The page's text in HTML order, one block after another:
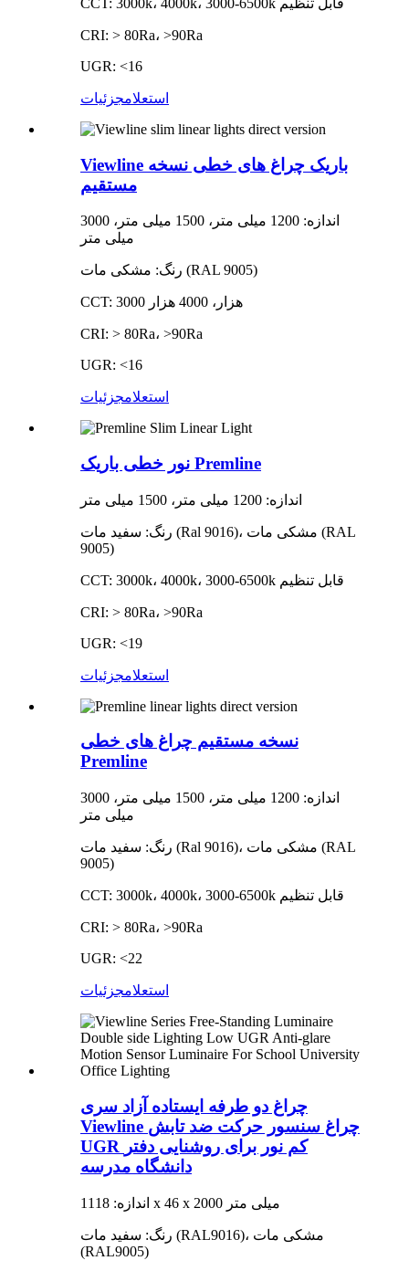
CRI: > 80Ra، >90Ra
UGR: <16
استعلامجزئیات
Viewline باریک چراغ های خطی نسخه
مستقیم
اندازه: 1200 میلی متر، 1500 میلی متر، 3000
میلی متر
رنگ: مشکی مات (RAL 9005)
CCT: 3000 هزار، 4000 هزار
CRI: > 80Ra، >90Ra
UGR: <16
استعلامجزئیات
نور خطی باریک Premline
اندازه: 1200 میلی متر، 1500 میلی متر
رنگ: سفید مات (Ral 9016)، مشکی مات (RAL
9005)
CCT: 3000k، 4000k، 3000-6500k قابل تنظیم
CRI: > 80Ra، >90Ra
UGR: <19
استعلامجزئیات
نسخه مستقیم چراغ های خطی
Premline
اندازه: 1200 میلی متر، 1500 میلی متر، 3000
میلی متر
رنگ: سفید مات (Ral 9016)، مشکی مات (RAL
9005)
CCT: 3000k، 4000k، 3000-6500k قابل تنظیم
CRI: > 80Ra، >90Ra
UGR: <22
استعلامجزئیات
چراغ دو طرفه ایستاده آزاد سری
Viewline چراغ سنسور حرکت ضد تابش
UGR کم نور برای روشنایی دفتر
دانشگاه مدرسه
اندازه: 1118 x 46 x 2000 میلی متر
رنگ: سفید مات (RAL9016)، مشکی مات
(RAL9005)